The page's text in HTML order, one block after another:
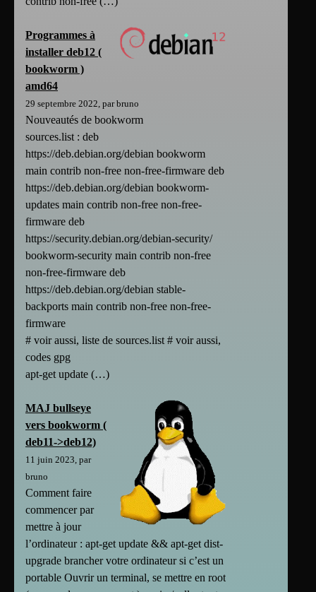
Programmes à
installer deb12 (
bookworm )
amd64
29 septembre 2022, par bruno
Nouveautés de bookworm
sources.list : deb
https://deb.debian.org/debian bookworm
main contrib non-free non-free-firmware deb
https://deb.debian.org/debian bookworm-
updates main contrib non-free non-free-
firmware deb
https://security.debian.org/debian-security/
bookworm-security main contrib non-free
non-free-firmware deb
https://deb.debian.org/debian stable-
backports main contrib non-free non-free-
firmware
# voir aussi, liste de sources.list # voir aussi,
codes gpg
apt-get update (…)
MAJ bullseye
vers bookworm (
deb11->deb12)
11 juin 2023, par
bruno
Comment faire
commencer par
mettre à jour
l’ordinateur : apt-get update && apt-get dist-
upgrade brancher votre ordinateur si c’est un
portable Ouvrir un terminal, se mettre en root